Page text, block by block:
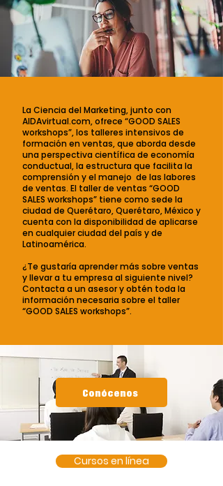
La Ciencia del Marketing, junto con
AIDAvirtual.com, ofrece “GOOD SALES
workshops”, los talleres intensivos de
formación en ventas, que aborda desde
una perspectiva científica de economía
conductual, la estructura que facilita la
comprensión y el manejo de las labores
de ventas. El taller de ventas “GOOD
SALES workshops” tiene como sede la
ciudad de Querétaro, Querétaro, México y
cuenta con la disponibilidad de aplicarse
en cualquier ciudad del país y de
Latinoamérica.
¿Te gustaría aprender más sobre ventas
y llevar a tu empresa al siguiente nivel?
Contacta a un asesor y obtén toda la
información necesaria sobre el taller
“GOOD SALES workshops”.
Conócenos
Cursos en línea